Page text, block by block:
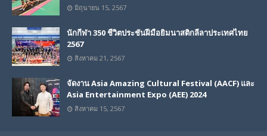
มิถุนายน 15, 2567
นักกีฬา 350 ชีวิตประชันฝีมือยิมนาสติกลีลาประเทศไทย
2567
สิงหาคม 21, 2567
จัดงาน Asia Amazing Cultural Festival (AACF) และ
Asia Entertainment Expo (AEE) 2024
สิงหาคม 15, 2567